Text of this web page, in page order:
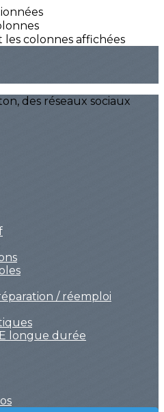
colonnes affichées
des réseaux sociaux
/ réemploi
longue durée